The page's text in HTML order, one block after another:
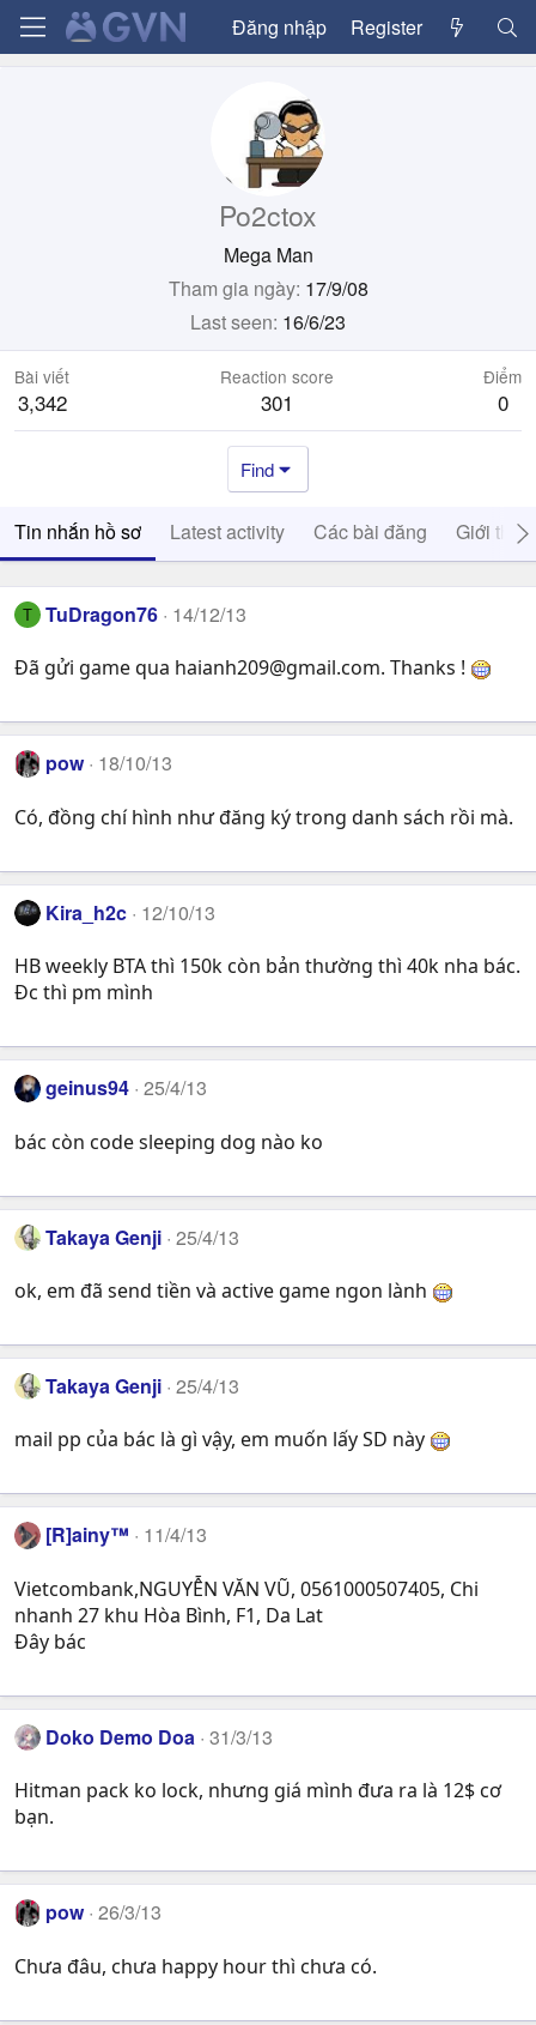
Đăng nhập Register
Po2ctox
Mega Man
Tham gia ngày 17/9/08
Last seen 16/6/23
Bài viết
3,342
Reaction score
301
Điểm
0
Find
Tin nhắn hồ sơ Latest activity Các bài đăng Giới thiệu
T TuDragon76 14/12/13
Đã gửi game qua haianh209@gmail.com. Thanks !
pow 18/10/13
Có, đồng chí hình như đăng ký trong danh sách rồi mà.
Kira_h2c 12/10/13
HB weekly BTA thì 150k còn bản thường thì 40k nha bác.
Đc thì pm mình
geinus94 25/4/13
bác còn code sleeping dog nào ko
Takaya Genji 25/4/13
ok, em đã send tiền và active game ngon lành
Takaya Genji 25/4/13
mail pp của bác là gì vậy, em muốn lấy SD này
[R]ainy™ 11/4/13
Vietcombank,NGUYỄN VĂN VŨ, 0561000507405, Chi
nhanh 27 khu Hòa Bình, F1, Da Lat
Đây bác
Doko Demo Doa 31/3/13
Hitman pack ko lock, nhưng giá mình đưa ra là 12$ cơ
bạn.
pow 26/3/13
Chưa đâu, chưa happy hour thì chưa có.